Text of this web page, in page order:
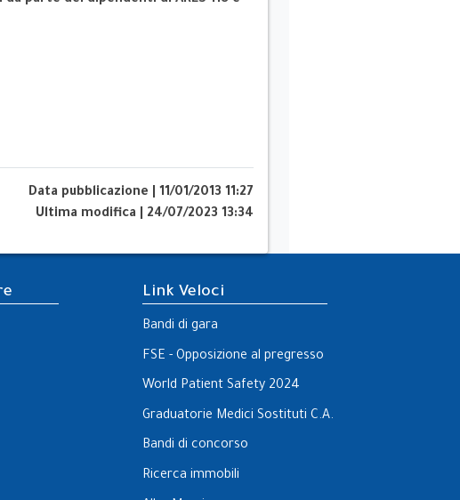
Data pubblicazione
11/01/2013 11:27
Ultima modifica
24/07/2023 13:34
Link Veloci
Bandi di gara
FSE - Opposizione al pregresso
World Patient Safety 2024
Graduatorie Medici Sostituti C.A.
Bandi di concorso
Ricerca immobili